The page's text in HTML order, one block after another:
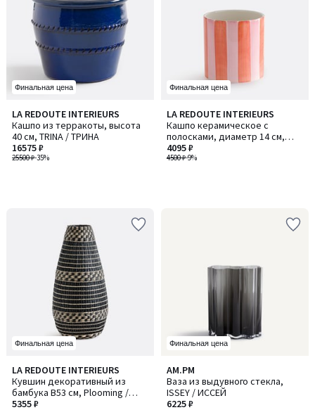
Финальная цена
LA REDOUTE INTERIEURS
Кашпо из терракоты, высота
40 см, TRINA / ТРИНА
25500 ₽-35%
16575 ₽
Финальная цена
LA REDOUTE INTERIEURS
Кашпо керамическое с
полосками, диаметр 14 см,
JAOMA / ЙАОМА
4500 ₽-9%
4095 ₽
Финальная цена
LA REDOUTE INTERIEURS
Кувшин декоративный из
бамбука В53 см, Plooming /
Плумин
5355 ₽
4,7
/ 5
Финальная цена
AM.PM
Ваза из выдувного стекла,
ISSEY / ИССЕЙ
6225 ₽